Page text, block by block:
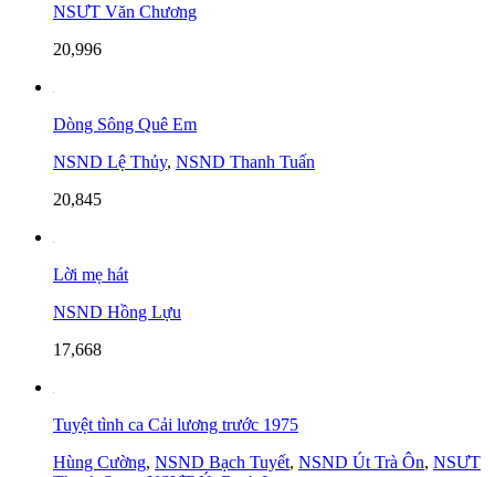
NSƯT Văn Chương
20,996
Dòng Sông Quê Em
NSND Lệ Thủy, NSND Thanh Tuấn
20,845
Lời mẹ hát
NSND Hồng Lựu
17,668
Tuyệt tình ca Cải lương trước 1975
Hùng Cường, NSND Bạch Tuyết, NSND Út Trà Ôn, NSƯT